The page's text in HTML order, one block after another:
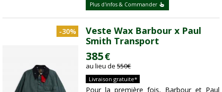
Plus d'infos & Commander
-30%
Veste Wax Barbour x Paul
Smith Transport
385€
au lieu de550€
Livraison gratuite*
Pour la première fois, Barbour et Paul